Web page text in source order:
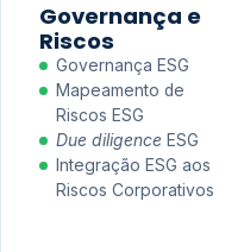
Governança e
Riscos
Governança ESG
Mapeamento de
Riscos ESG
Due diligence ESG
Integração ESG aos
Riscos Corporativos